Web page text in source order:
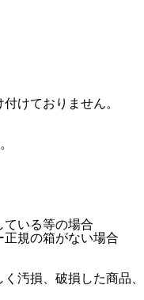
けておりません。
ている等の場合
正規の箱がない場合
汚損、破損した商品、